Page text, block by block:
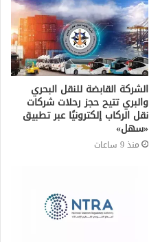
الشركة القابضة للنقل البحري
والبري تتيح حجز رحلات شركات
نقل الركاب إلكترونيًا عبر تطبيق
«سهل»
منذ 9 ساعات